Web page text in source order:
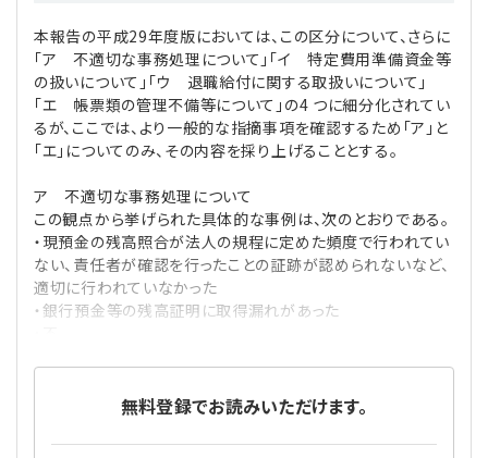
本報告の平成29年度版においては、この区分について、さらに
「ア 不適切な事務処理について」「イ 特定費用準備資金等
の扱いについて」「ウ 退職給付に関する取扱いについて」
「エ 帳票類の管理不備等について」の4 つに細分化されてい
るが、ここでは、より一般的な指摘事項を確認するため「ア」と
「エ」についてのみ、その内容を採り上げることとする。
ア 不適切な事務処理について
この観点から挙げられた具体的な事例は、次のとおりである。
・現預金の残高照合が法人の規程に定めた頻度で行われてい
ない、責任者が確認を行ったことの証跡が認められないなど、
適切に行われていなかった
・銀行預金等の残高証明に取得漏れがあった
無料登録でお読みいただけます。